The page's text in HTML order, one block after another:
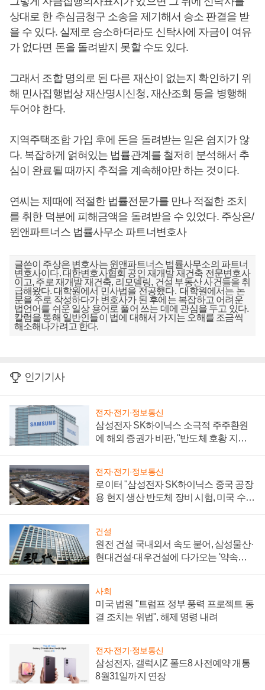
상대로 한 추심금청구 소송을 제기해서 승소 판결을 받
을 수 있다. 실제로 승소하더라도 신탁사에 자금이 여유
가 없다면 돈을 돌려받지 못할 수도 있다.
그래서 조합 명의로 된 다른 재산이 없는지 확인하기 위
해 민사집행법상 재산명시신청, 재산조회 등을 병행해
두어야 한다.
지역주택조합 가입 후에 돈을 돌려받는 일은 쉽지가 않
다. 복잡하게 얽혀있는 법률관계를 철저히 분석해서 추
심이 완료될 때까지 추적을 계속해야만 하는 것이다.
연씨는 제때에 적절한 법률전문가를 만나 적절한 조치
를 취한 덕분에 피해금액을 돌려받을 수 있었다. 주상은/
윈앤파트너스 법률사무소 파트너변호사
글쓴이 주상은 변호사는 윈앤파트너스 법률사무소의 파트너
변호사이다. 대한변호사협회 공인 재개발 재건축 전문변호사
이고, 주로 재개발 재건축, 리모델링, 건설 부동산 사건들을 취
급해왔다. 대학원에서 민사법을 전공했다. 대학원에서는 논
문을 주로 작성하다가 변호사가 된 후에는 복잡하고 어려운
법언어를 쉬운 일상 용어로 풀어 쓰는 데에 관심을 두고 있다.
칼럼을 통해 일반인들이 법에 대해서 가지는 오해를 조금씩
해소해나가려고 한다.
인기기사
전자·전기·정보통신
삼성전자 SK하이닉스 소극적 주주환원
에 해외 증권가 비판, "반도체 호황 지속
전자·전기·정보통신
로이터 "삼성전자 SK하이닉스 중국 공장
용 현지 생산 반도체 장비 시험, 미국 수출
건설
원전 건설 국내외서 속도 붙어, 삼성물산·
현대건설·대우건설에 다가오는 '약속의
사회
미국 법원 "트럼프 정부 풍력 프로젝트 동
결 조치는 위법", 해제 명령 내려
전자·전기·정보통신
삼성전자, 갤럭시Z 폴드8 사전예약 개통
8월31일까지 연장